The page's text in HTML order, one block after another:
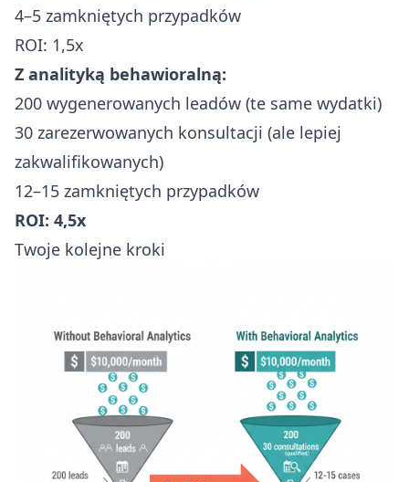
4–5 zamkniętych przypadków
ROI: 1,5x
Z analityką behawioralną:
200 wygenerowanych leadów (te same wydatki)
30 zarezerwowanych konsultacji (ale lepiej
zakwalifikowanych)
12–15 zamkniętych przypadków
ROI: 4,5x
Twoje kolejne kroki